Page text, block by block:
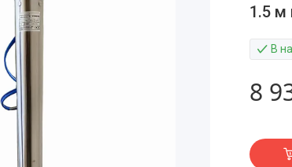
1.5 м
В
8